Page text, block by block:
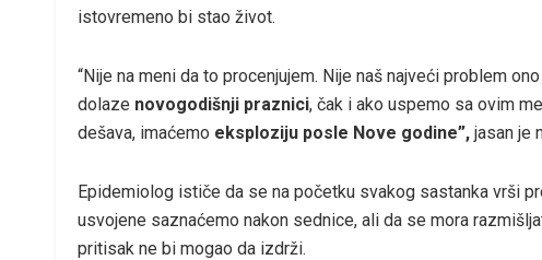
istovremeno bi stao život.
“Nije na meni da to procenjujem. Nije naš najveći problem
dolaze novogodišnji praznici, čak i ako uspemo sa ovim
dešava, imaćemo eksploziju posle Nove godine”, jasan je
Epidemiolog ističe da se na početku svakog sastanka vrši
usvojene saznaćemo nakon sednice, ali da se mora
pritisak ne bi mogao da izdrži.